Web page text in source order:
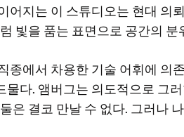
어지는 이 스튜디오는 현대 의
빛을 품는 표면으로 공간의 분
종에서 차용한 기술 어휘에 의
물다. 앰버그는 의도적으로 그
은 결코 만날 수 없다. 그러나